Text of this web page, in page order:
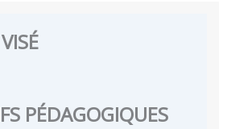
PÉDAGOGIQUES